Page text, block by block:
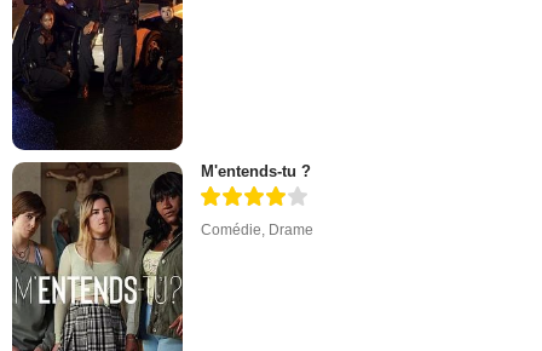
M'entends-tu ?
Comédie, Drame